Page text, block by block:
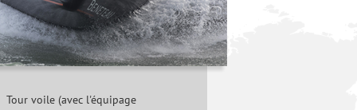
Tour voile (avec l'équipage